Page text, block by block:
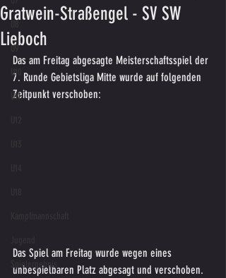
U8
U9
U10
U11
Spielergebnis
Gratwein-Straßengel - SV SW
Lieboch
Das am Freitag abgesagte Meisterschaftsspiel der
7. Runde Gebietsliga Mitte wurde auf folgenden
Zeitpunkt verschoben:
Das Spiel am Freitag wurde wegen eines
unbespielbaren Platz abgesagt und verschoben.